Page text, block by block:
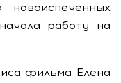
работу на
фильма Елена